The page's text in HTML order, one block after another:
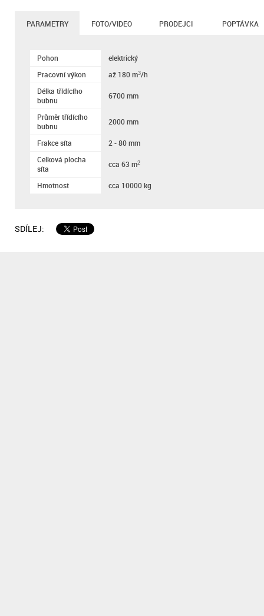
PARAMETRY FOTO/VIDEO PRODEJCI POPTÁVKA
Pohon
elektrický
Pracovní výkon
až 180 m3/h
Délka třídícího
bubnu
6700 mm
Průměr třídícího
bubnu
2000 mm
Frakce síta
2 - 80 mm
Celková plocha
síta
cca 63 m2
Hmotnost cca 10000 kg
SDÍLEJ: